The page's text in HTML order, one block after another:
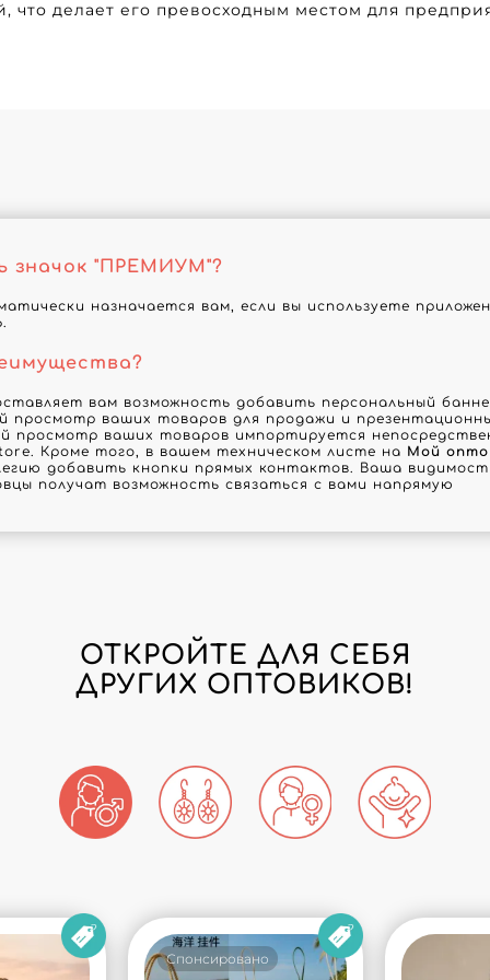
что делает его превосходным местом для
значок "ПРЕМИУМ"?
назначается вам, если вы используете
вам возможность добавить персональный
просмотр ваших товаров для продажи и
просмотр ваших товаров импортируется
Кроме того, в вашем техническом листе на Мой
добавить кнопки прямых контактов. Ваша
получат возможность связаться с вами напрямую
ОТКРОЙТЕ ДЛЯ СЕБЯ
ДРУГИХ ОПТОВИКОВ!
Спонсировано